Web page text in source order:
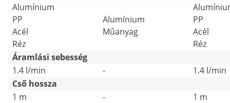
Alumínium
PP
Acél
Réz
Alumínium
Műanyag
PP
Acél
Réz
Áramlási sebesség
1.4 l/min
-
1.4 l/min
Cső hossza
1 m
-
1 m